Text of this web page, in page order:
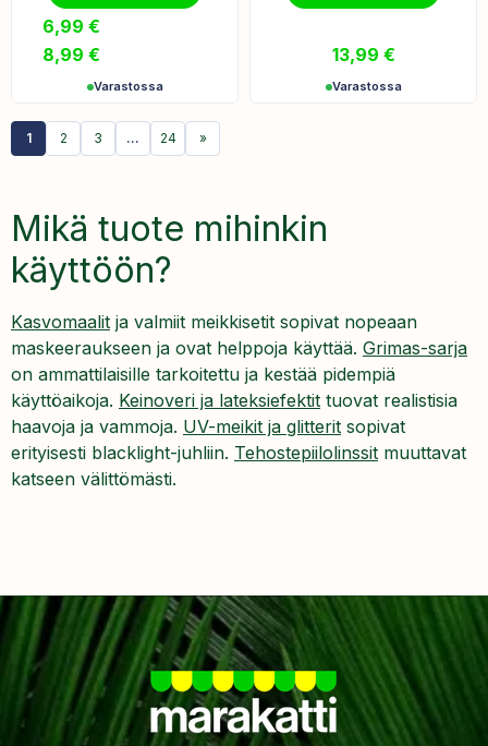
6,99 €
8,99 €
Varastossa
13,99 €
Varastossa
1 2 3 … 24 »
Mikä tuote mihinkin
käyttöön?
Kasvomaalit ja valmiit meikkisetit sopivat nopeaan
maskeeraukseen ja ovat helppoja käyttää. Grimas-sarja
on ammattilaisille tarkoitettu ja kestää pidempiä
käyttöaikoja. Keinoveri ja lateksiefektit tuovat realistisia
haavoja ja vammoja. UV-meikit ja glitterit sopivat
erityisesti blacklight-juhliin. Tehostepiilolinssit muuttavat
katseen välittömästi.